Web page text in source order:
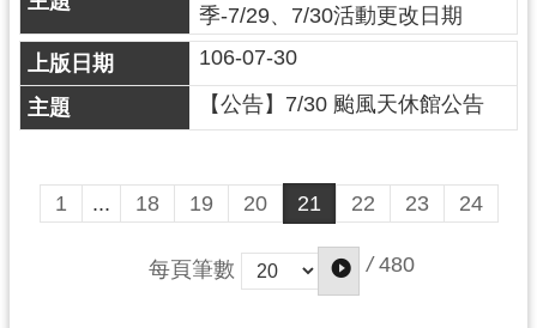
宣
告
季-7/29、7/30活動更改日期
106-07-30
【公告】7/30 颱風天休館公告
1 ... 18 19 20 21 22 23 24
每頁筆數 / 480